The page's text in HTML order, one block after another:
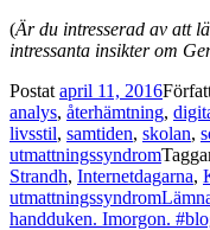
(Är du intresserad av att
intressanta insikter om
Postat april 11, 2016
analys, återhämtning,
livsstil, samtiden, skolan,
utmattningssyndrom
Strandh, Internetdagarna,
utmattningssyndrom
handduken. Imorgon.